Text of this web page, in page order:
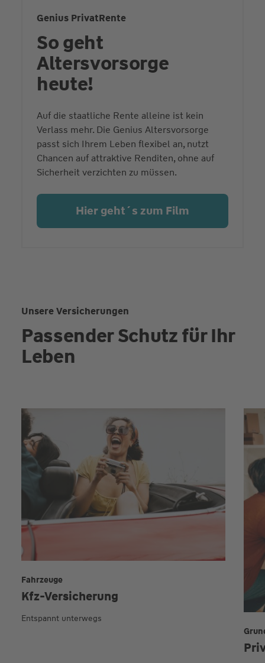
Genius PrivatRente
So geht
Altersvorsorge
heute!
Auf die staatliche Rente alleine ist kein
Verlass mehr. Die Genius Altersvorsorge
passt sich Ihrem Leben flexibel an, nutzt
Chancen auf attraktive Renditen, ohne auf
Sicherheit verzichten zu müssen.
Hier geht´s zum Film
Unsere Versicherungen
Passender Schutz für Ihr
Leben
Kfz-Versicherung
Fahrzeuge
Entspannt unterwegs